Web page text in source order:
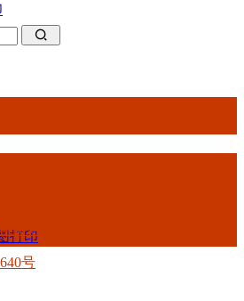
打印
肃新秦艺数字印刷有限公司
号